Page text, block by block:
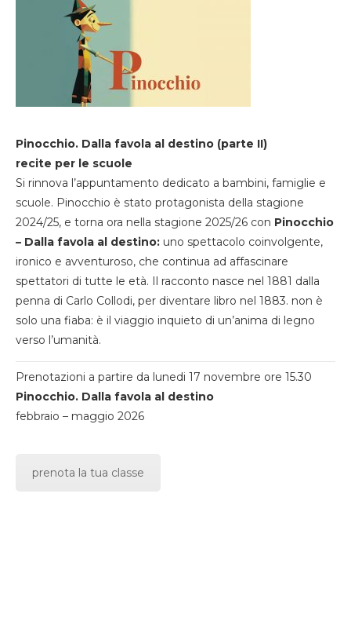
Pinocchio. Dalla favola al destino (parte II)
recite per le scuole
Si rinnova l’appuntamento dedicato a bambini, famiglie e
scuole. Pinocchio è stato protagonista della stagione
2024/25, e torna ora nella stagione 2025/26 con Pinocchio
– Dalla favola al destino: uno spettacolo coinvolgente,
ironico e avventuroso, che continua ad affascinare
spettatori di tutte le età. Il racconto nasce nel 1881 dalla
penna di Carlo Collodi, per diventare libro nel 1883. non è
solo una fiaba: è il viaggio inquieto di un’anima di legno
verso l’umanità.
Prenotazioni a partire da lunedi 17 novembre ore 15.30
Pinocchio. Dalla favola al destino
febbraio – maggio 2026
prenota la tua classe